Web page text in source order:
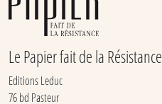
Le Papier fait de la Résistance
Editions Leduc
76 bd Pasteur